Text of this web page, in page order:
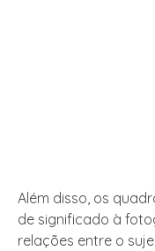
Além disso, os
de significado à
relações entre o